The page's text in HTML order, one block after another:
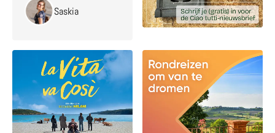
Saskia